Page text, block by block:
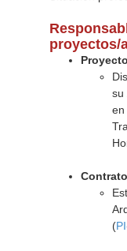
proyectos/
su
(